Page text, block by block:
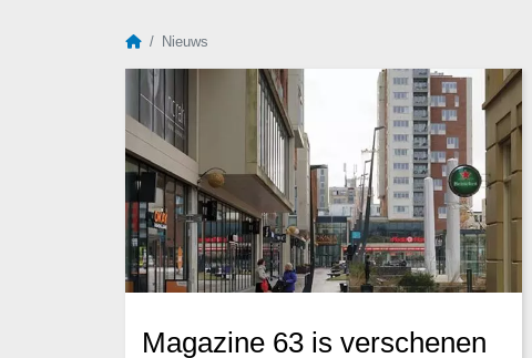
HomeNieuws
Magazine 63 is verschenen